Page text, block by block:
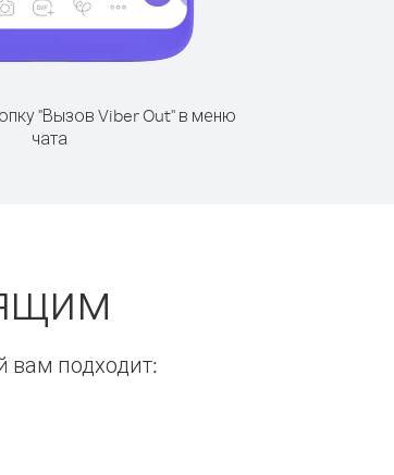
"Вызов Viber Out" в меню
чата
вам подходит: